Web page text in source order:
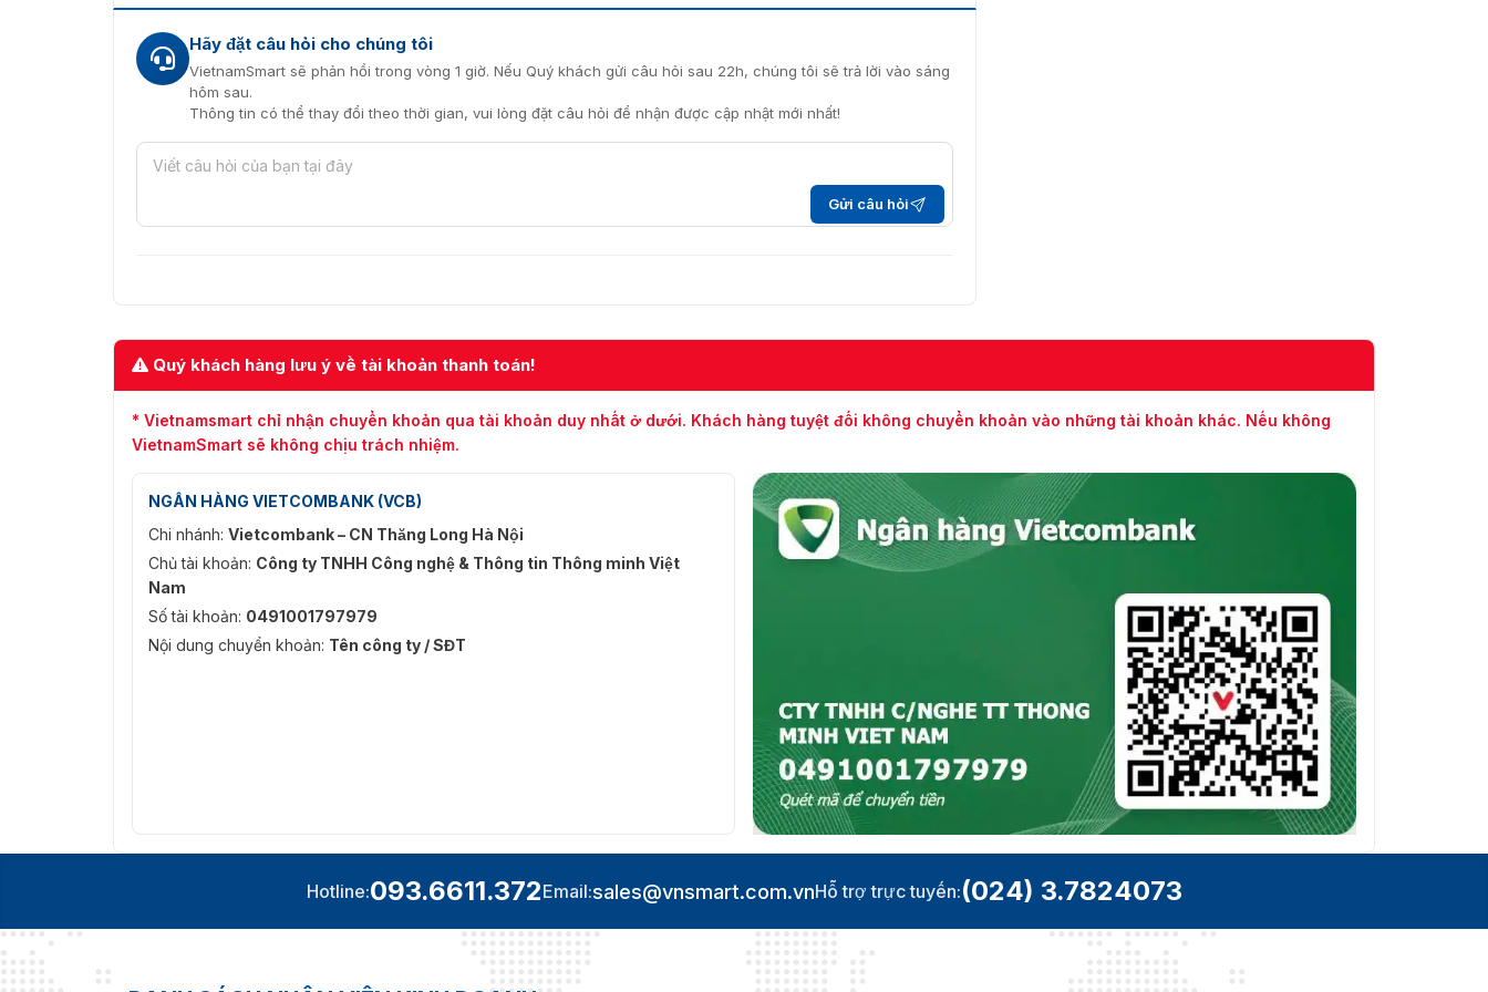
Hãy đặt câu hỏi cho chúng tôi
VietnamSmart sẽ phản hồi trong vòng 1 giờ. Nếu Quý khách gửi câu hỏi sau 22h, chúng tôi sẽ trả lời vào sáng
hôm sau.
Thông tin có thể thay đổi theo thời gian, vui lòng đặt câu hỏi để nhận được cập nhật mới nhất!
Gửi câu hỏi
Quý khách hàng lưu ý về tài khoản thanh toán!
* Vietnamsmart chỉ nhận chuyển khoản qua tài khoản duy nhất ở dưới. Khách hàng tuyệt đối không chuyển khoản vào những tài khoản khác. Nếu không
VietnamSmart sẽ không chịu trách nhiệm.
NGÂN HÀNG VIETCOMBANK (VCB)
Chi nhánh: Vietcombank – CN Thăng Long Hà Nội
Chủ tài khoản: Công ty TNHH Công nghệ & Thông tin Thông minh Việt
Nam
Số tài khoản: 0491001797979
Nội dung chuyển khoản: Tên công ty / SĐT
Hotline:093.6611.372Email:sales@vnsmart.com.vnHỗ trợ trực tuyến:(024) 3.7824073